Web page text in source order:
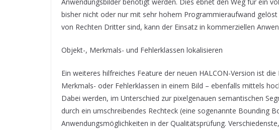
bisher nicht oder nur mit sehr hohem Programmieraufwand
von Rechten Dritter sind, kann der Einsatz in kommerziellen
Objekt-, Merkmals- und Fehlerklassen lokalisieren
Ein weiteres hilfreiches Feature der neuen HALCON-Version ist
Merkmals- oder Fehlerklassen in einem Bild – ebenfalls mittels
Dabei werden, im Unterschied zur pixelgenauen semantischen
durch ein umschreibendes Rechteck (eine sogenannte Bounding
Anwendungsmöglichkeiten in der Qualitätsprüfung.